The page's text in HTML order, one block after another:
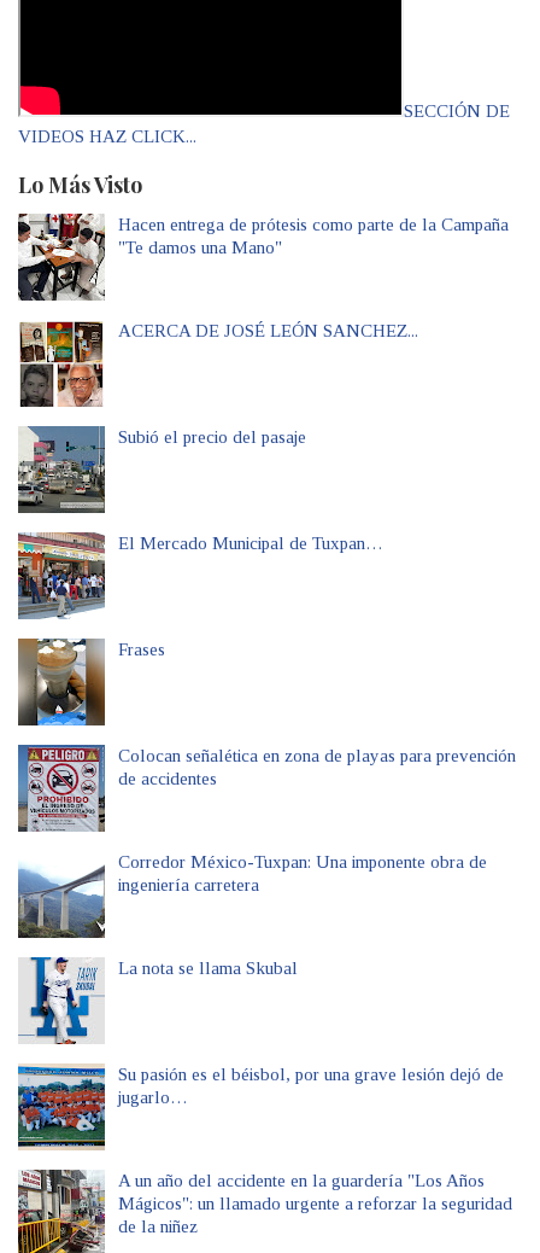
SECCIÓN DE
VIDEOS HAZ CLICK...
Lo Más Visto
Hacen entrega de prótesis como parte de la Campaña
"Te damos una Mano"
ACERCA DE JOSÉ LEÓN SANCHEZ...
Subió el precio del pasaje
El Mercado Municipal de Tuxpan…
Frases
Colocan señalética en zona de playas para prevención
de accidentes
Corredor México-Tuxpan: Una imponente obra de
ingeniería carretera
La nota se llama Skubal
Su pasión es el béisbol, por una grave lesión dejó de
jugarlo…
A un año del accidente en la guardería "Los Años
Mágicos": un llamado urgente a reforzar la seguridad
de la niñez